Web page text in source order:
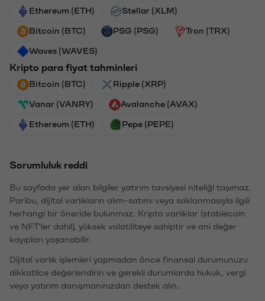
Ethereum (ETH) Stellar (XLM)
Bitcoin (BTC) PSG (PSG) Tron (TRX)
Waves (WAVES)
Kripto para fiyat tahminleri
Bitcoin (BTC) Ripple (XRP)
Vanar (VANRY) Avalanche (AVAX)
Ethereum (ETH) Pepe (PEPE)
Sorumluluk reddi
Bu sayfada yer alan bilgiler yatırım tavsiyesi niteliği taşımaz.
Paribu, dijital varlıkların alım-satımı veya saklanmasıyla ilgili
herhangi bir öneride bulunmaz. Kripto varlıklar (stablecoin
ve NFT'ler dahil), yüksek volatiliteye sahiptir ve ani değer
kayıpları yaşanabilir.
Dijital varlık işlemleri yapmadan önce finansal durumunuzu
dikkatlice değerlendirin ve gerekli durumlarda hukuk, vergi
veya yatırım danışmanınızdan destek alın.